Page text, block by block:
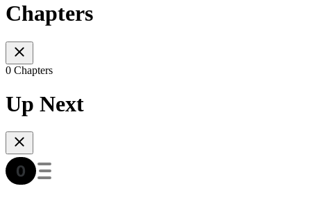
Chapters
0 Chapters
Up Next